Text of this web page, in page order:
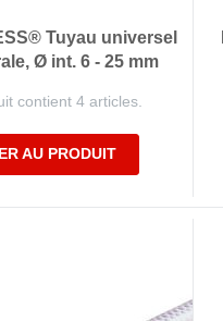
Tuyau universel
Ø int. 6 - 25 mm
contient 4 articles.
AU PRODUIT